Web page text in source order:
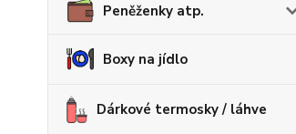
Peněženky atp.
Boxy na jídlo
Dárkové termosky / láhve